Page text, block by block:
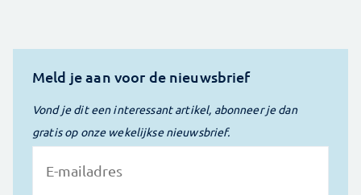
Meld je aan voor de nieuwsbrief
Vond je dit een interessant artikel, abonneer je dan
gratis op onze wekelijkse nieuwsbrief.